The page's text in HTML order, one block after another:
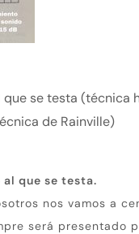
se testa (técnica
de Rainville)
que se testa.
nos vamos a
será presentado